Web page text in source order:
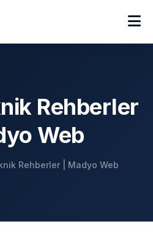
Rehberler
Web
Rehberler | Madyo Web